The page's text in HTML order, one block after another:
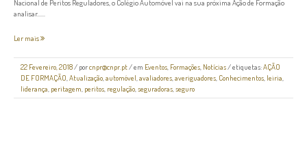
Nacional de Peritos Reguladores, o Colégio Automóvel vai na sua próxima Ação de Formação
analisar......
Ler mais
22 Fevereiro, 2018/ porcnpr@cnpr.pt/ em Eventos, Formações, Notícias/ etiquetas:AÇÃO
DE FORMAÇÃO,Atualização,automóvel,avaliadores,averiguadores, Conhecimentos, leiria,
liderança, peritagem, peritos, regulação,seguradoras,seguro